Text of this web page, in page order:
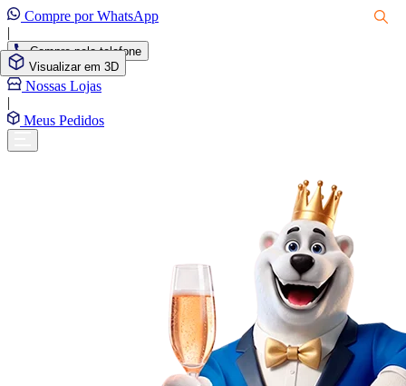
Compre por WhatsApp
|
Compre pelo telefone
|
Nossas Lojas
|
Meus Pedidos
Visualizar em 3D